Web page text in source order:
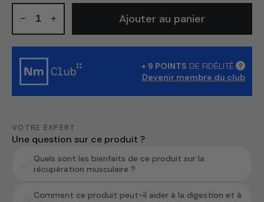
Quantité
Réduire
la
quantité
de
Glutamine
(L-
Glutamine)
poudre
Augmenter
la
quantité
Glutamine
Glutamine)
poudre
Ajouter au panier
+ 9 POINTS DE FIDÉLITÉ.Show
info
Devenir membre du club
VOTRE EXPERT
Une question sur ce produit ?
Quels sont les bienfaits de ce produit sur la
récupération musculaire ?
Comment ce produit peut-il aider à la digestion et à